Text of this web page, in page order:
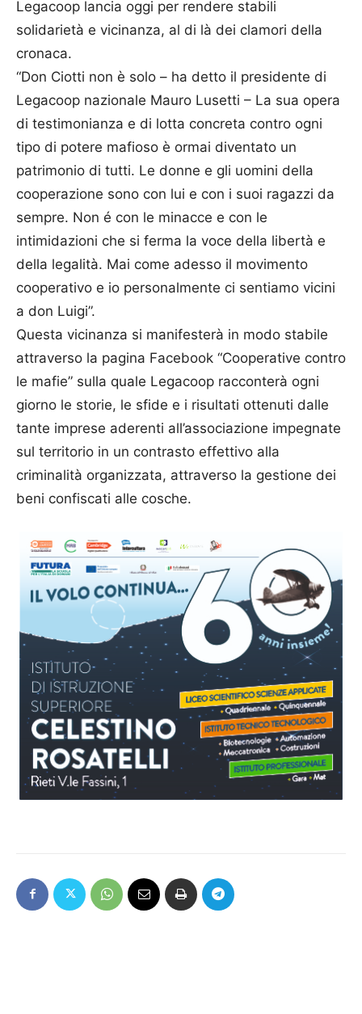
Legacoop lancia oggi per rendere stabili
solidarietà e vicinanza, al di là dei clamori della
cronaca.
“Don Ciotti non è solo – ha detto il presidente di
Legacoop nazionale Mauro Lusetti – La sua opera
di testimonianza e di lotta concreta contro ogni
tipo di potere mafioso è ormai diventato un
patrimonio di tutti. Le donne e gli uomini della
cooperazione sono con lui e con i suoi ragazzi da
sempre. Non é con le minacce e con le
intimidazioni che si ferma la voce della libertà e
della legalità. Mai come adesso il movimento
cooperativo e io personalmente ci sentiamo vicini
a don Luigi”.
Questa vicinanza si manifesterà in modo stabile
attraverso la pagina Facebook “Cooperative contro
le mafie” sulla quale Legacoop racconterà ogni
giorno le storie, le sfide e i risultati ottenuti dalle
tante imprese aderenti all’associazione impegnate
sul territorio in un contrasto effettivo alla
criminalità organizzata, attraverso la gestione dei
beni confiscati alle cosche.